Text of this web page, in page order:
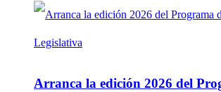
Arranca la edición 2026 del